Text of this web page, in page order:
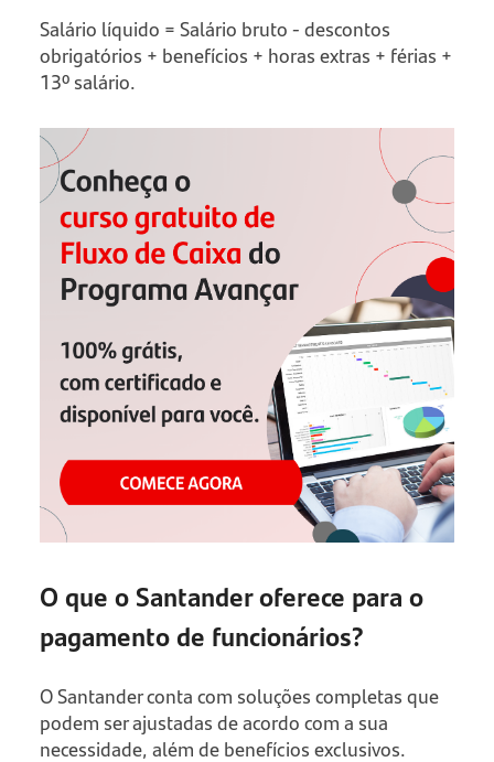
Salário líquido = Salário bruto - descontos
obrigatórios + benefícios + horas extras + férias +
13º salário.
O que o Santander oferece para o
pagamento de funcionários?
O Santander conta com soluções completas que
podem ser ajustadas de acordo com a sua
necessidade, além de benefícios exclusivos.